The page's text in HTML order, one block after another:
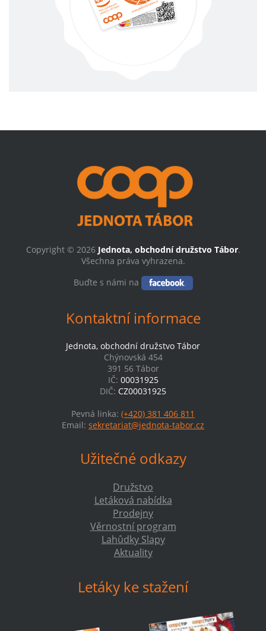
Copyright © 2026 Jednota, obchodní družstvo Tábor.
Všechna práva vyhrazena.
Buďte s námi na
Kontaktní informace
Jednota, obchodní družstvo Tábor
Chýnovská 454
391 56 Tábor
IČ: 00031925
DIČ: CZ00031925
Pevná linka: (+420) 381 406 811
Email: sekretariat@jednota-tabor.cz
Užitečné odkazy
Družstvo
Letáková nabídka
Prodejny
Věrnostní program
Lahůdky Slapy
Aktuality
Letáky ke stažení